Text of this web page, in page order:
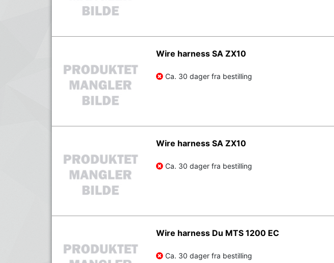
Wire harness SA ZX10
Ca. 30 dager fra bestilling
Wire harness SA ZX10
Ca. 30 dager fra bestilling
Wire harness Du MTS 1200 EC
Ca. 30 dager fra bestilling